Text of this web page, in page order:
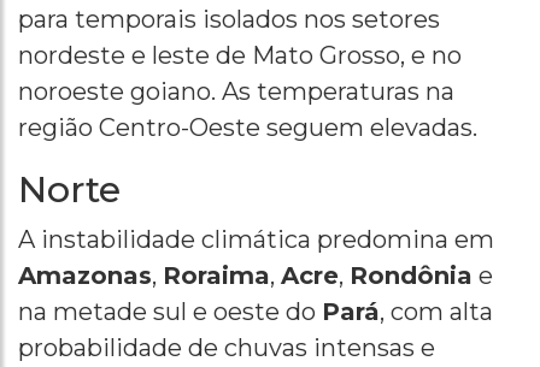
para temporais isolados nos setores
nordeste e leste de Mato Grosso, e no
noroeste goiano. As temperaturas na
região Centro-Oeste seguem elevadas.
Norte
A instabilidade climática predomina em
Amazonas, Roraima, Acre, Rondônia e
na metade sul e oeste do Pará, com alta
probabilidade de chuvas intensas e